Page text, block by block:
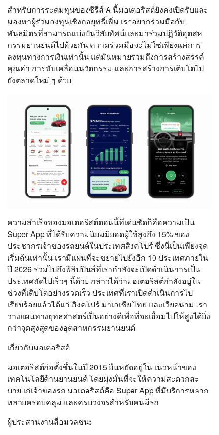
สำหรับการระดมทุนของซีรีส์ A นี้มอเตอริสต์ยังคงเปิดรับและ
มองหาผู้ร่วมลงทุนเชิงกลยุทธิ์เพิ่ม เราอยากร่วมมือกับ
พันธมิตรที่สามารถแบ่งปันวิสัยทัศน์และมาร่วมปฏิวัติอุตสห
กรรมยานยนต์ไปด้วยกัน ความร่วมมือจะไม่ใช่เพียงแค่การ
ลงทุนทางการเงินเท่านั้น แต่มันหมายรวมถึงการสร้างสรรค์
คุณค่า การขับเคลื่อนนวัตกรรม และการสร้างการเติบโตไป
ยังตลาดใหม่ ๆ ด้วย
ความสำเร็จของมอเตอริสต์ตอนนี้ที่เด่นชัดก็คือความเป็น
Super App ที่ได้รับความนิยมมียอดผู้ใช้สูงถึง 15% ของ
ประชากรเจ้าของรถยนต์ในประเทศสิงคโปร์ ซึ่งนี่เป็นเพียงจุด
เริ่มต้นเท่านั้น เรามีแผนที่จะขยายไปยังอีก 10 ประเทศภายใน
ปี 2026 รวมไปถึงฟิลิปปินส์ที่เรากำลังจะเปิดดำเนินการเป็น
ประเทศถัดไปเร็วๆ นี้ด้วย กล่าวได้ว่ามอเตอริสต์กำลังอยู่ใน
ช่วงที่เติบโตอย่างรวดเร็ว ประเทศที่เราเปิดดำเนินการไป
เรียบร้อยแล้วได้แก่ สิงคโปร์ มาเลเซีย ไทย และเวียดนาม เรา
วางแผนทางยุทธศาสตร์เป็นอย่างดีเพื่อที่จะเอื้อมไปให้สูงได้ยิ่ง
กว่าจุดสุงสุดของอุตสาหกรรมยานยนต์
เกี่ยวกับมอเตอริสต์
มอเตอริสต์ก่อตั้งขึ้นในปี 2015 ยืนหยัดอยู่ในแนวหน้าของ
เทคโนโลยีด้านยานยนต์ โดยมุ่งมั่นที่จะให้ความสะดวกสะ
บายแก่เจ้าของรถ มอเตอริสต์คือ Super App ที่มีบริการหลาก
หลายครอบคลุม และครบวงจรสำหรับคนมีรถ
ผู้ประสานงานสื่อมวลชน: